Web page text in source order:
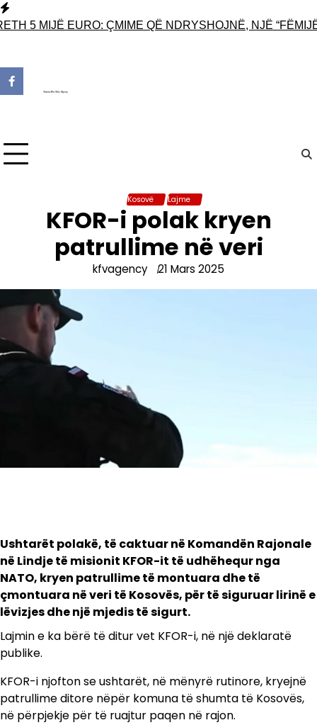
Skip
to 5 MIJË EURO: ÇMIME QË NDRYSHOJNË, NJË
Kosovë Lajme
KFOR-i polak kryen
patrullime në veri
kfvagency 21 Mars 2025
Ushtarët polakë, të caktuar në Komandën Rajonale
në Lindje të misionit KFOR-it të udhëhequr nga
NATO, kryen patrullime të montuara dhe të
çmontuara në veri të Kosovës, për të siguruar lirinë e
lëvizjes dhe një mjedis të sigurt.
Lajmin e ka bërë të ditur vet KFOR-i, në një deklaratë
publike.
KFOR-i njofton se ushtarët, në mënyrë rutinore, kryejnë
patrullime ditore nëpër komuna të shumta të Kosovës,
në përpjekje për të ruajtur paqen në rajon.